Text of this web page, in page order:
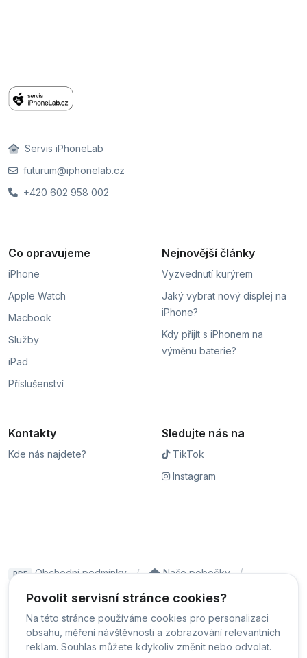
Povolit servisní stránce cookies?
Na této stránce používáme cookies pro personalizaci
obsahu, měření návštěvnosti a zobrazování relevantních
reklam. Souhlas můžete kdykoliv změnit nebo odvolat.
Servis iPhoneLab
futurum@iphonelab.cz
+420 602 958 002
Co opravujeme
iPhone
Apple Watch
Macbook
Služby
iPad
Příslušenství
Nejnovější články
Vyzvednutí kurýrem
Jaký vybrat nový displej na
iPhone?
Kdy přijít s iPhonem na
výměnu baterie?
Kontakty
Kde nás najdete?
Sledujte nás na
TikTok
Instagram
PDF Obchodní podmínky
Naše pobočky
Čeština